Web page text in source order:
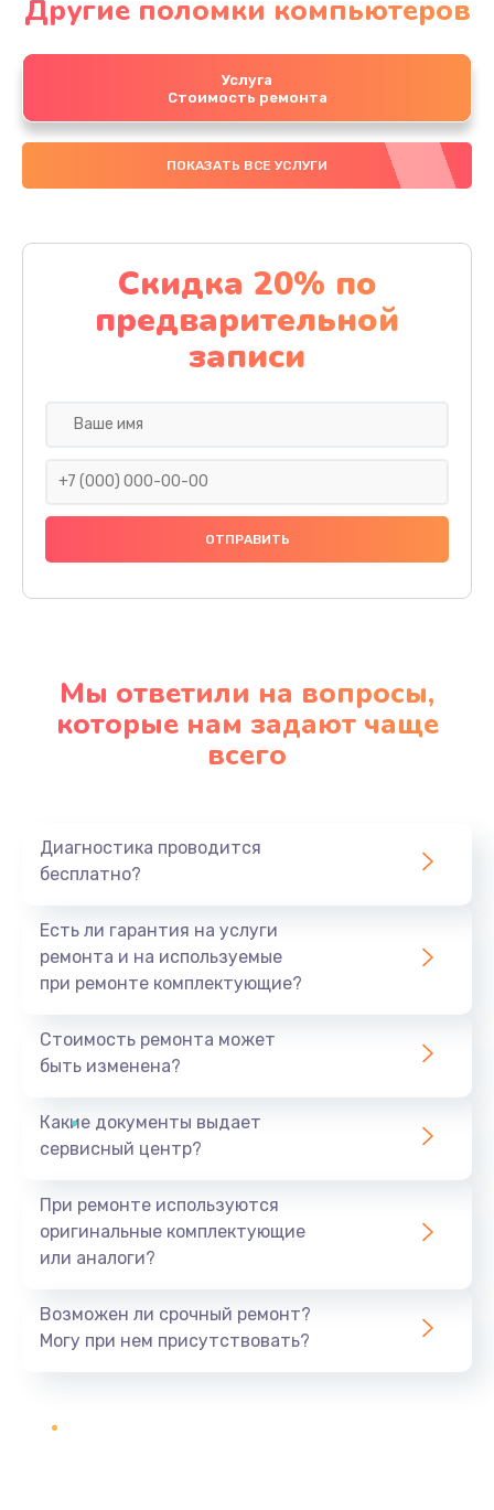
Другие поломки компьютеров
Услуга
Стоимость ремонта
ПОКАЗАТЬ ВСЕ УСЛУГИ
Скидка 20% по
предварительной
записи
Мы ответили на вопросы,
которые нам задают чаще
всего
Диагностика проводится
бесплатно?
Есть ли гарантия на услуги
ремонта и на используемые
при ремонте комплектующие?
Стоимость ремонта может
быть изменена?
Какие документы выдает
сервисный центр?
При ремонте используются
оригинальные комплектующие
или аналоги?
Возможен ли срочный ремонт?
Могу при нем присутствовать?